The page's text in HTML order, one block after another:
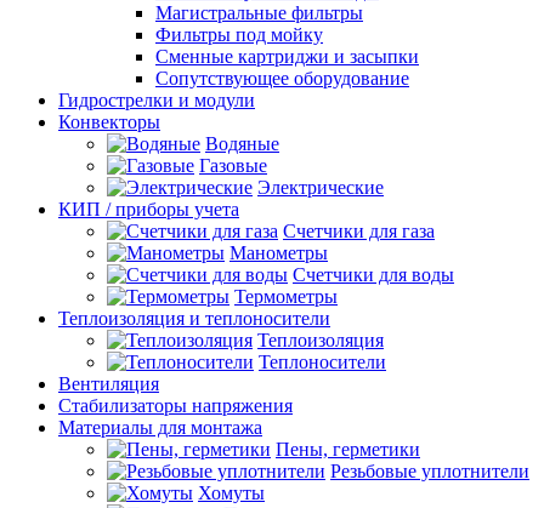
Магистральные фильтры
Фильтры под мойку
Сменные картриджи и засыпки
Сопутствующее оборудование
Гидрострелки и модули
Конвекторы
Водяные
Газовые
Электрические
КИП / приборы учета
Счетчики для газа
Манометры
Счетчики для воды
Термометры
Теплоизоляция и теплоносители
Теплоизоляция
Теплоносители
Вентиляция
Стабилизаторы напряжения
Материалы для монтажа
Пены, герметики
Резьбовые уплотнители
Хомуты